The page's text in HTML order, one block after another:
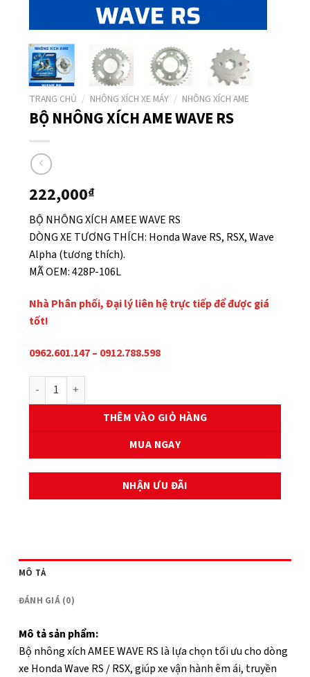
TRANG CHỦ / NHÔNG XÍCH XE MÁY / NHÔNG XÍCH AME
BỘ NHÔNG XÍCH AME WAVE RS
222,000₫
BỘ NHÔNG XÍCH AMEE WAVE RS
DÒNG XE TƯƠNG THÍCH: Honda Wave RS, RSX, Wave
Alpha (tương thích).
MÃ OEM: 428P-106L
Nhà Phân phối, Đại lý liên hệ trực tiếp để được giá
tốt!
0962.601.147 – 0912.788.598
BỘ NHÔNG XÍCH AME WAVE RS số lượng
THÊM VÀO GIỎ HÀNG
MUA NGAY
NHẬN ƯU ĐÃI
MÔ TẢ
ĐÁNH GIÁ (0)
Mô tả sản phẩm:
Bộ nhông xích AMEE WAVE RS là lựa chọn tối ưu cho dòng
xe Honda Wave RS / RSX, giúp xe vận hành êm ái, truyền